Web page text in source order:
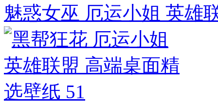
魅惑女巫 厄运小姐 英雄